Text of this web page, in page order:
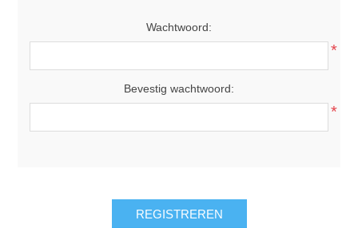
Wachtwoord:
*
Bevestig wachtwoord:
*